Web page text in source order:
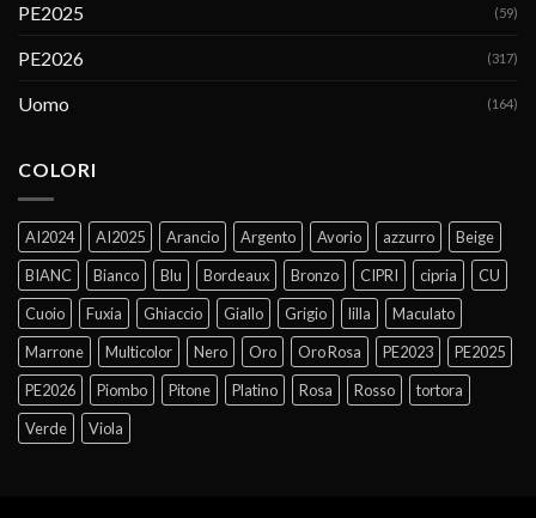
PE2025 (59)
PE2026 (317)
Uomo (164)
COLORI
AI2024 AI2025 Arancio Argento Avorio azzurro
Beige
BIANC
Bianco Blu Bordeaux Bronzo CIPRI cipria
CU
Cuoio
Fuxia Ghiaccio Giallo Grigio lilla
Maculato
Marrone
Multicolor Nero Oro Oro Rosa PE2023
PE2025
PE2026
Piombo Pitone Platino Rosa Rosso
tortora
Verde
Viola